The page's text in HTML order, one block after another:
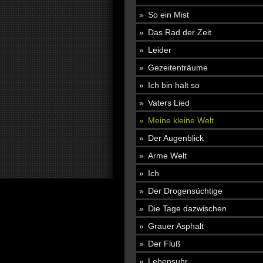
So ein Mist
Das Rad der Zeit
Leider
Gezeitenträume
Ich bin halt so
Vaters Lied
Meine kleine Welt
Der Augenblick
Arme Welt
Ich
Der Drogensüchtige
Die Tage dazwischen
Grauer Asphalt
Der Fluß